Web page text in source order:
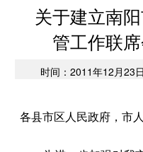
关于建立南
管工作联
时间：2011年12月23
各县市区人民政府，市